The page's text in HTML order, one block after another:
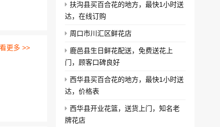
更多 >>
扶沟县买百合花的地方，最快1小时送
达，在线订购
周口市川汇区鲜花店
鹿邑县生日鲜花配送，免费送花上
门，顾客口碑良好
西华县买百合花的地方，最快1小时送
达，价格表
西华县开业花篮，送货上门，知名老
牌花店